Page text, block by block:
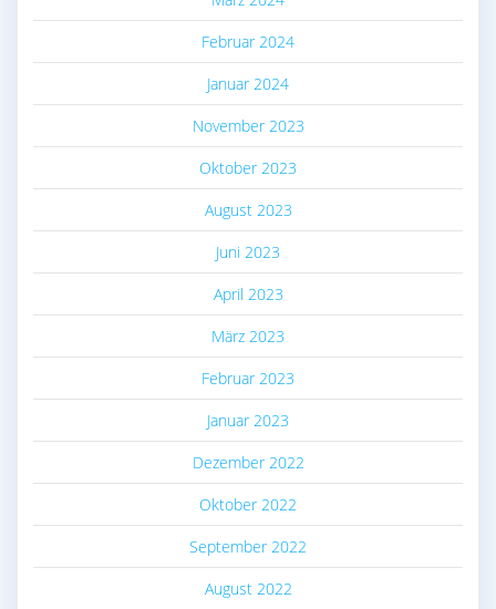
Februar 2024
Januar 2024
November 2023
Oktober 2023
August 2023
Juni 2023
April 2023
März 2023
Februar 2023
Januar 2023
Dezember 2022
Oktober 2022
September 2022
August 2022